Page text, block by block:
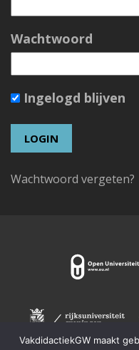
Wachtwoord
Ingelogd blijven
Wachtwoord vergeten?
VakdidactiekGW maakt